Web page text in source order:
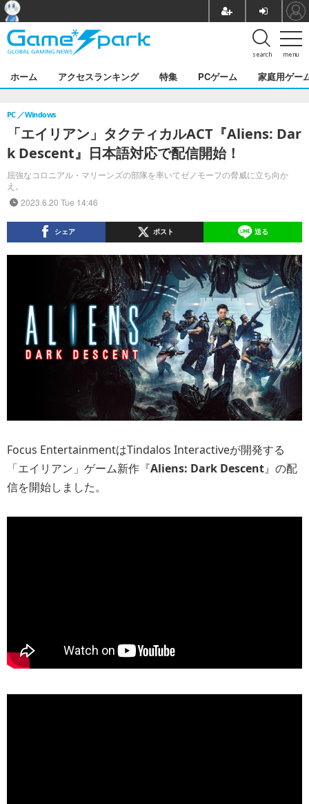
menu
search
ホーム アクセスランキング 特集 PCゲーム 家庭用ゲー
「エイリアン」タクティカルACT『Aliens: Dar
k Descent』日本語対応で配信開始！
屈強なコロニアル・マリーンズの部隊を率いてゼノモーフの脅威に立ち向か
え。
PC Windows
2023.6.20 Tue 14:46
シェア ポスト 送る
Focus EntertainmentはTindalos Interactiveが開発する
「エイリアン」ゲーム新作『Aliens: Dark Descent』の配
信を開始しました。